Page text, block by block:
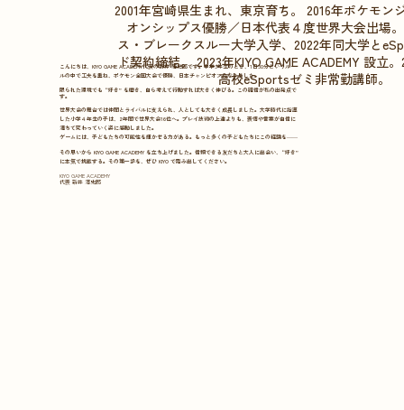
こんにちは、KIYO GAME ACADEMY代表の新井 清史郎です。中学3年生のとき、1日30分というルー
ルの中で工夫を重ね、ポケモン全国大会で優勝、日本チャンピオンになりました。
限られた環境でも “好き” を磨き、自ら考えて行動すれば大きく伸びる。この確信が私の出発点で
す。
世界大会の舞台では仲間とライバルに支えられ、人としても大きく成長しました。大学時代に指導
した小学４年生の子は、2年間で世界大会16位へ。プレイ技術の上達よりも、表情や言葉が自信に
満ちて変わっていく姿に感動しました。
ゲームには、子どもたちの可能性を輝かせる力がある。もっと多くの子どもたちにこの経験を――
その思いから KIYO GAME ACADEMY を立ち上げました。信頼できる友だちと大人に出会い、“好き”
に本気で挑戦する。その第一歩を、ぜひ KIYO で踏み出してください。
KIYO GAME ACADEMY
代表 新井 清史郎
2001年宮崎県生まれ、東京育ち。 2016年ポケモン
オンシップス優勝／日本代表４度世界大会出場
ス・ブレークスルー大学入学、2022年同大学と
ド契約締結。 2023年KIYO GAME ACADEMY 設立
高校eSportsゼミ非常勤講師。